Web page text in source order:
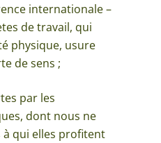
internationale –
de travail, qui
physique, usure
de sens ;
par les
dont nous ne
qui elles profitent